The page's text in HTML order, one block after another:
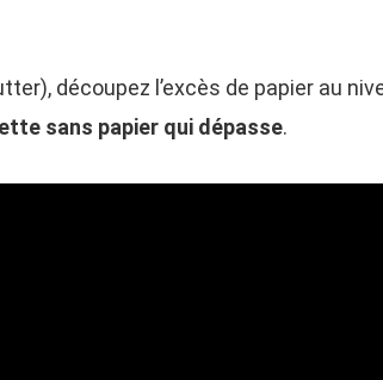
découpez l’excès de papier au
sans papier qui dépasse.